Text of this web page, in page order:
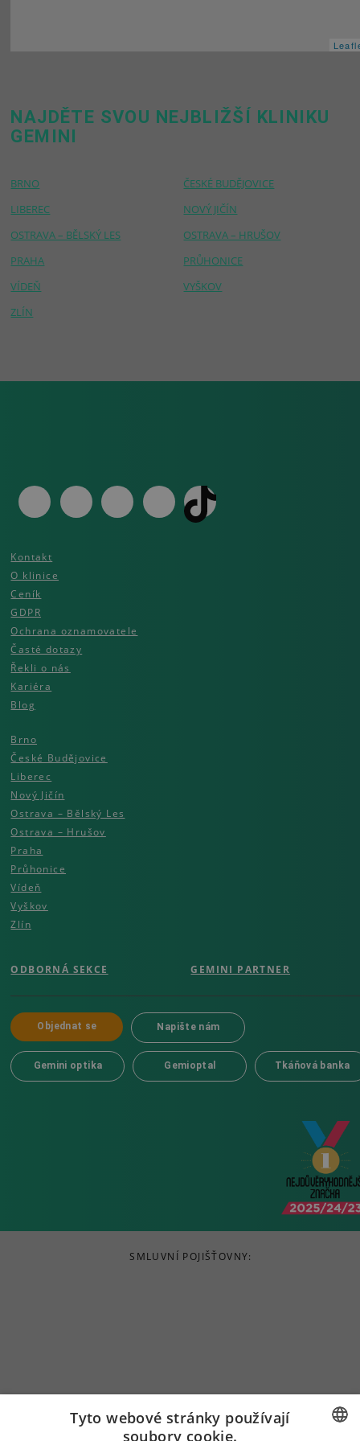
NAJDĚTE SVOU NEJBLIŽŠÍ KLINIKU
GEMINI
BRNO
ČESKÉ BUDĚJOVICE
LIBEREC
NOVÝ JIČÍN
OSTRAVA – BĚLSKÝ LES
OSTRAVA – HRUŠOV
PRAHA
PRŮHONICE
VÍDEŇ
VYŠKOV
ZLÍN
Kontakt
O klinice
Ceník
GDPR
Ochrana oznamovatele
Časté dotazy
Řekli o nás
Kariéra
Blog
Brno
České Budějovice
Liberec
Nový Jičín
Ostrava – Bělský Les
Ostrava – Hrušov
Praha
Průhonice
Vídeň
Vyškov
Zlín
ODBORNÁ SEKCE GEMINI PARTNER
Objednat se Napište nám
Gemini optika Gemioptal Tkáňová banka
SMLUVNÍ POJIŠŤOVNY:
Tyto webové stránky používají
soubory cookie.